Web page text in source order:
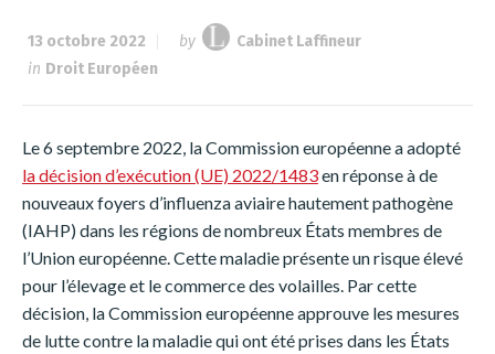
13 octobre 2022 by
Cabinet Laffineur
in Droit Européen
Le 6 septembre 2022, la Commission européenne a adopté
la décision d’exécution (UE) 2022/1483en réponse à de
nouveaux foyers d’influenza aviaire hautement pathogène
(IAHP) dans les régions de nombreux États membres de
l’Union européenne. Cette maladie présente un risque élevé
pour l’élevage et le commerce des volailles. Par cette
décision, la Commission européenne approuve les mesures
de lutte contre la maladie qui ont été prises dans les États